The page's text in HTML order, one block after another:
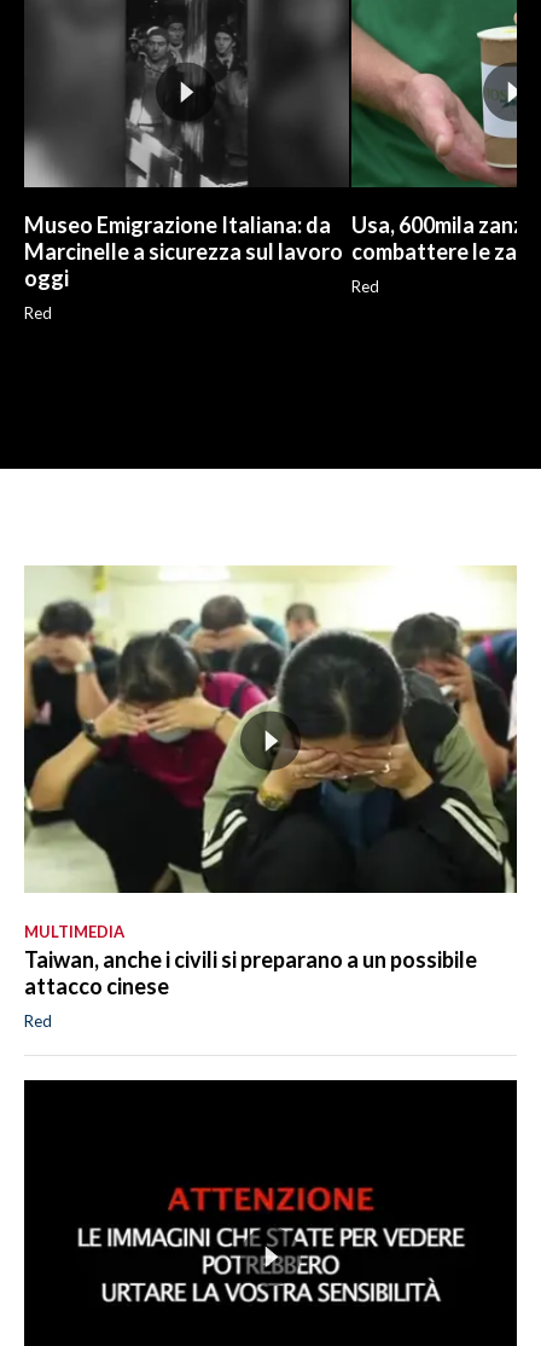
Museo Emigrazione Italiana: da
Marcinelle a sicurezza sul lavoro
oggi
Red
Usa, 600mila
combattere le
Red
MULTIMEDIA
Taiwan, anche i civili si preparano a un possibile
attacco cinese
Red